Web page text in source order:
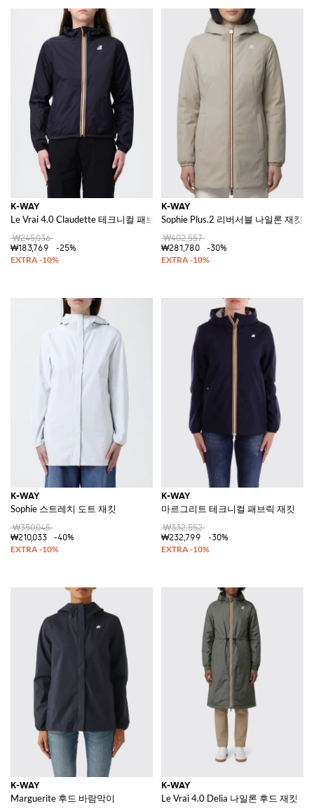
K-WAY
Le Vrai 4.0 Claudette 테크니컬 패브릭 재킷
₩245,036
₩183,769
-25%
K-WAY
Sophie Plus.2 리버서블 나일론 재킷
₩402,557
₩281,780
-30%
K-WAY
Sophie 스트레치 도트 재킷
₩350,045
₩210,033
-40%
K-WAY
마르그리트 테크니컬 패브릭 재킷
₩332,552
₩232,799
-30%
K-WAY
Marguerite 후드 바람막이
K-WAY
Le Vrai 4.0 Delia 나일론 후드 재킷